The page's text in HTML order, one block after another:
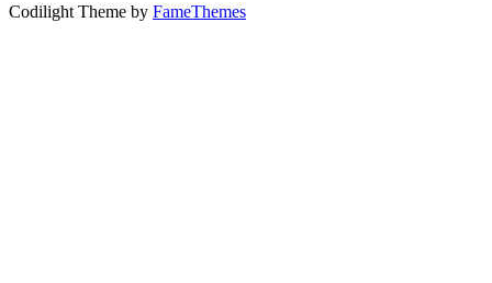
Codilight Theme by FameThemes